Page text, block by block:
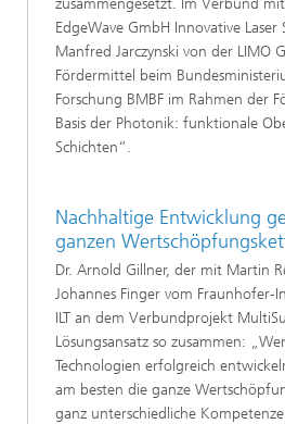
zusammengesetzt. Im Verbund
EdgeWave GmbH Innovative Laser
Manfred Jarczynski von der LIMO
Fördermittel beim
Forschung BMBF im Rahmen der
Basis der Photonik: funktionale
Schichten“.
Nachhaltige Entwicklung
ganzen
Dr. Arnold Gillner, der mit Martin
Johannes Finger vom Fraunhofer-
ILT an dem Verbundprojekt
Lösungsansatz so zusammen:
Technologien erfolgreich
am besten die ganze
ganz unterschiedliche